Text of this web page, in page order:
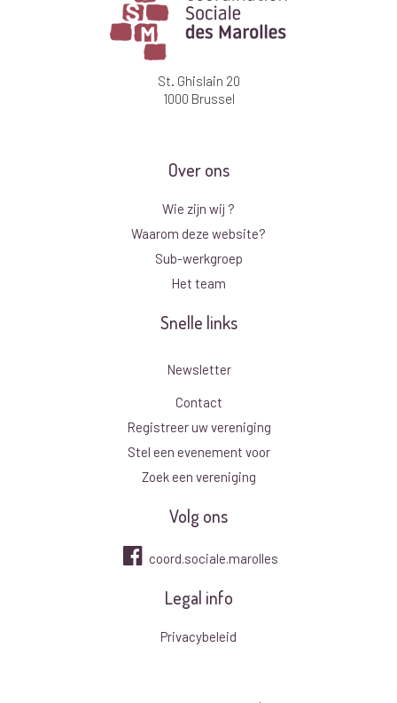
St. Ghislain 20
1000 Brussel
Over ons
Wie zijn wij ?
Waarom deze website?
Sub-werkgroep
Het team
Snelle links
Newsletter
Contact
Registreer uw vereniging
Stel een evenement voor
Zoek een vereniging
Volg ons
coord.sociale.marolles
Legal info
Privacybeleid